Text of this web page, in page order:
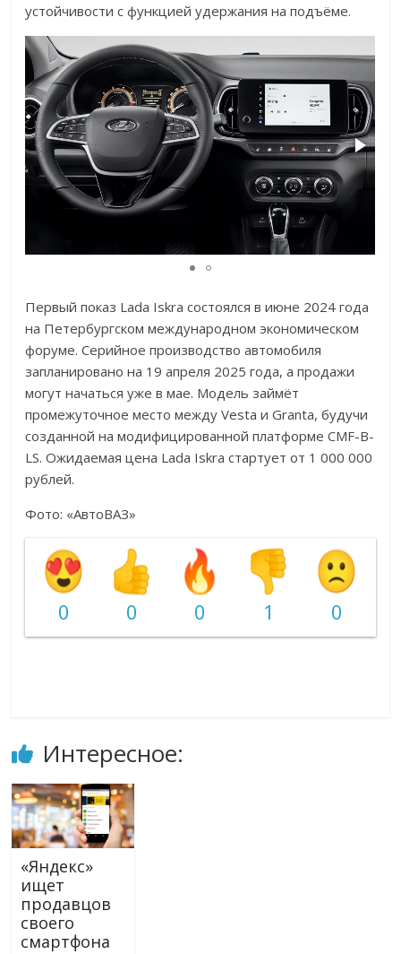
устойчивости с функцией удержания на подъёме.
Первый показ Lada Iskra состоялся в июне 2024 года
на Петербургском международном экономическом
форуме. Серийное производство автомобиля
запланировано на 19 апреля 2025 года, а продажи
могут начаться уже в мае. Модель займёт
промежуточное место между Vesta и Granta, будучи
созданной на модифицированной платформе CMF-B-
LS. Ожидаемая цена Lada Iskra стартует от 1 000 000
рублей.
Фото: «АвтоВАЗ»
0 0 0 1 0
Интересное:
«Яндекс»
ищет
продавцов
своего
смартфона